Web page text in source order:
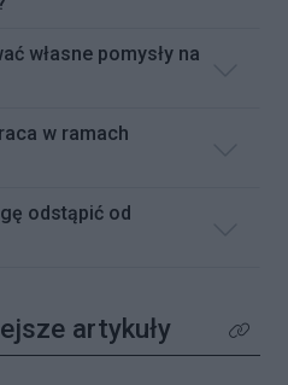
własne pomysły na
w ramach
odstąpić od
artykuły Kliknij